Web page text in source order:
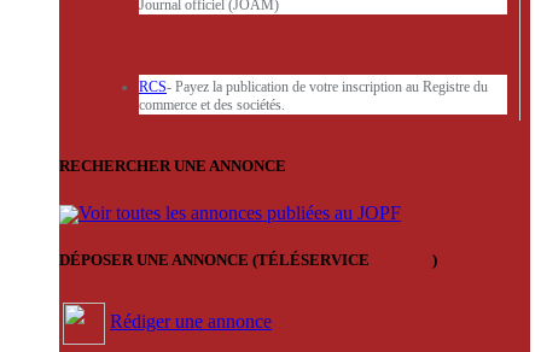
Journal officiel (JOAM)
RCS- Payez la publication de votre inscription au Registre du
commerce et des sociétés.
RECHERCHER UNE ANNONCE
Voir toutes les annonces publiées au JOPF
DÉPOSER UNE ANNONCE (TÉLÉSERVICE )
Rédiger une annonce